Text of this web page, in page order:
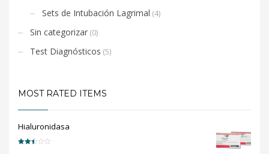
Sets de Intubación Lagrimal (4)
Sin categorizar (0)
Test Diagnósticos (5)
MOST RATED ITEMS
Hialuronidasa